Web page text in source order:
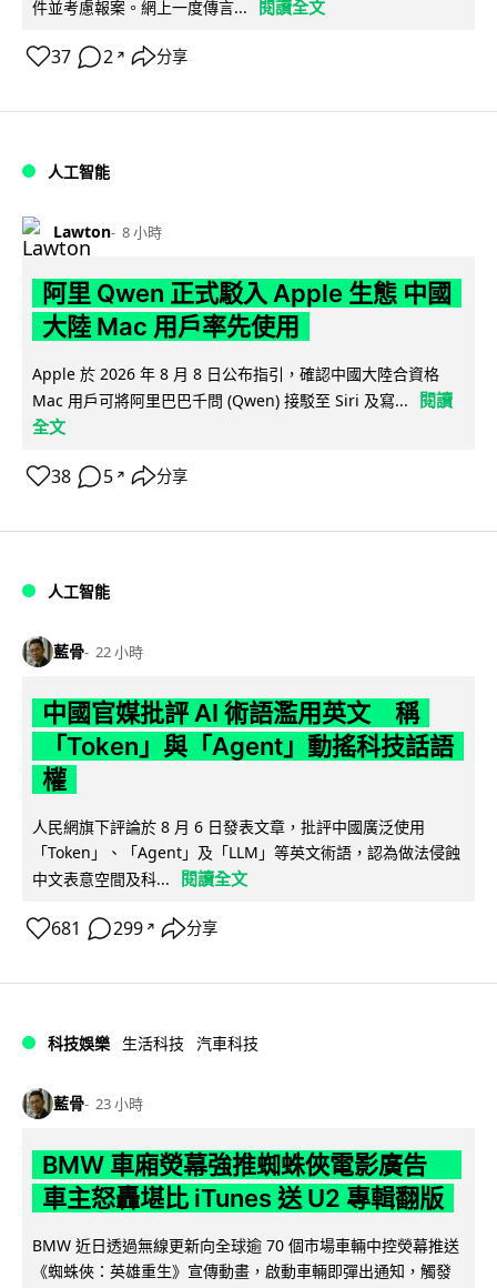
件並考慮報案。網上一度傳言...
閱讀全文
37 2 ↗ 分享
人工智能
Lawton 8 小時
阿里 Qwen 正式駁入 Apple 生態 中國
大陸 Mac 用戶率先使用
Apple 於 2026 年 8 月 8 日公布指引，確認中國大陸合資格
Mac 用戶可將阿里巴巴千問 (Qwen) 接駁至 Siri 及寫...
閱讀
全文
38 5 ↗ 分享
人工智能
藍骨 22 小時
中國官媒批評 AI 術語濫用英文 稱
「Token」與「Agent」動搖科技話語
權
人民網旗下評論於 8 月 6 日發表文章，批評中國廣泛使用
「Token」、「Agent」及「LLM」等英文術語，認為做法侵蝕
中文表意空間及科...
閱讀全文
681 299 ↗ 分享
科技娛樂 生活科技 汽車科技
藍骨 23 小時
BMW 車廂熒幕強推蜘蛛俠電影廣告
車主怒轟堪比 iTunes 送 U2 專輯翻版
BMW 近日透過無線更新向全球逾 70 個市場車輛中控熒幕推送
《蜘蛛俠：英雄重生》宣傳動畫，啟動車輛即彈出通知，觸發